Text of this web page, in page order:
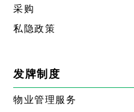
采购
私隐政策
发牌制度
物业管理服务